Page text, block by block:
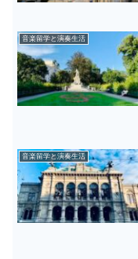
音楽留学と演奏生活
音楽留学と演奏生活